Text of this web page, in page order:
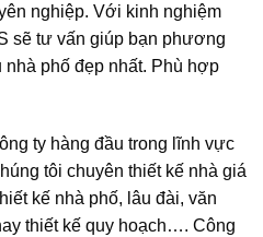
nghiệp. Với kinh nghiệm
sẽ tư vấn giúp bạn phương
phố đẹp nhất. Phù hợp
ty hàng đầu trong lĩnh vực
tôi chuyên thiết kế nhà giá
kế nhà phố, lâu đài, văn
thiết kế quy hoạch…. Công